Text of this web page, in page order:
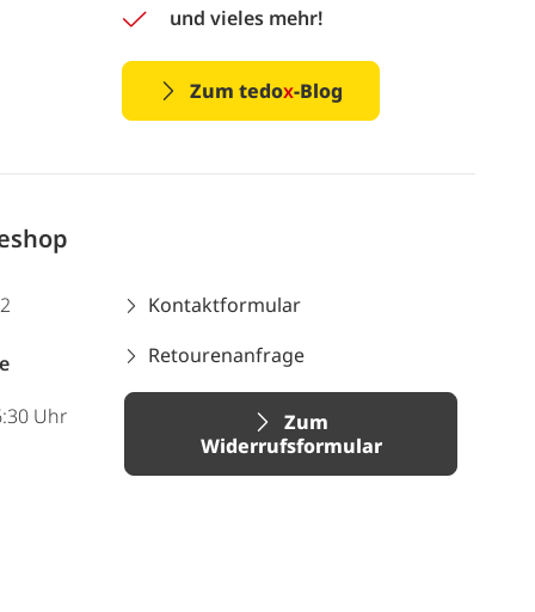
und vieles mehr!
Zum tedox-Blog
Uhr
Kontaktformular
Retourenanfrage
Zum
Widerrufsformular